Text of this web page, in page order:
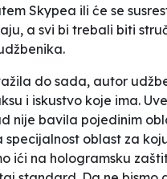
Skypea ili će se
a svi bi trebali biti
do sada, autor
i iskustvo koje ima.
nije bavila pojedinim
oblast za
ići na hologramsku